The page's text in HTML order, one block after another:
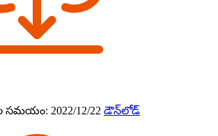
సమయం: 2022/12/22 డౌన్‌లోడ్